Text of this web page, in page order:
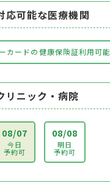
応可能な医療機関
カードの健康保険証利用可能
リニック・病院
08/07
今日
予約可
08/08
明日
予約可